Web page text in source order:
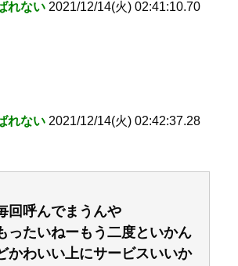
れない 2021/12/14(火) 02:41:10.70
れない 2021/12/14(火) 02:42:37.28
回呼んでまうんや
ったいねーもう二度といかん
かわいい上にサービスいいか